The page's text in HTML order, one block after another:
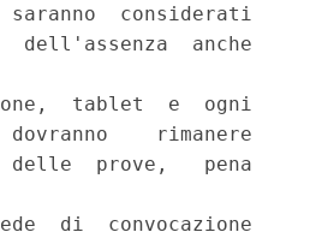
considerati
dell'assenza  anche
tablet  e  ogni
rimanere
delle  prove,   pena
di  convocazione